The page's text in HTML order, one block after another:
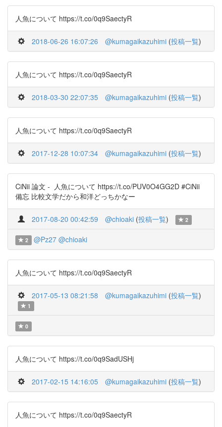
人魚について https://t.co/0q9SaectyR
2018-06-26 16:07:26 @kumagaikazuhimi (投稿一覧)
人魚について https://t.co/0q9SaectyR
2018-03-30 22:07:35 @kumagaikazuhimi (投稿一覧)
人魚について https://t.co/0q9SaectyR
2017-12-28 10:07:34 @kumagaikazuhimi (投稿一覧)
CiNii 論文 - 人魚について https://t.co/PUV0O4GG2D #CiNii
備忘 比較文学だから和洋どっちかなー
2017-08-20 00:42:59 @chioaki (投稿一覧) 2
2 @Pz27 @chioaki
人魚について https://t.co/0q9SaectyR
2017-05-13 08:21:58 @kumagaikazuhimi (投稿一覧)
1
0
人魚について https://t.co/0q9SadUSHj
2017-02-15 14:16:05 @kumagaikazuhimi (投稿一覧)
人魚について https://t.co/0q9SaectyR